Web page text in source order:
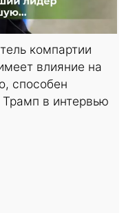
компартии
влияние на
способен
в интервью